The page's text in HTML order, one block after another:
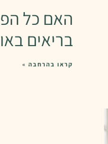
האם כל
בריאים
קראו בהרחבה »